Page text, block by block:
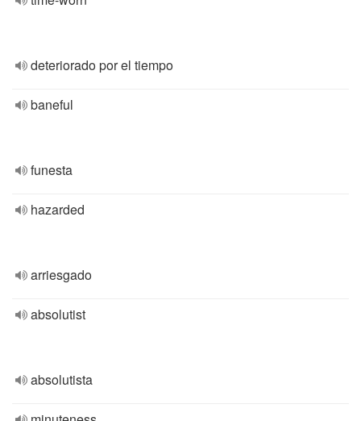
deteriorado por el tiempo
baneful
funesta
hazarded
arriesgado
absolutist
absolutista